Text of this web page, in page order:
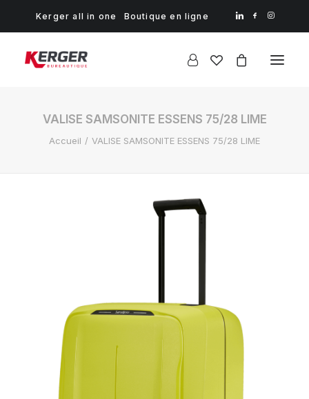
Kerger all in one Boutique en ligne
VALISE SAMSONITE ESSENS 75/28 LIME
Accueil VALISE SAMSONITE ESSENS 75/28 LIME